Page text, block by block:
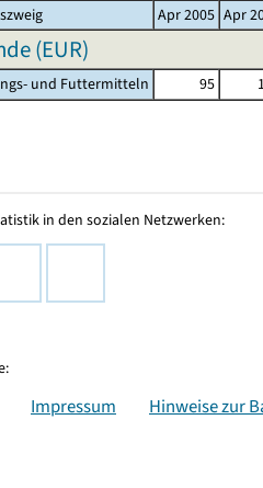
Apr 2005 Apr
(EUR)
und Futtermitteln 95
in den sozialen Netzwerken:
Impressum Hinweise zur